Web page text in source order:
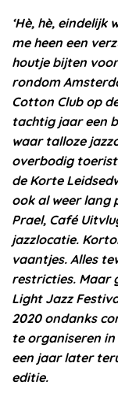
‘Hè, hè, eindelijk
me heen een
houtje bijten
rondom
Cotton Club op
tachtig jaar een
waar talloze
overbodig
de Korte
ook al weer lang
Prael, Café
jazzlocatie.
vaantjes. Alles
restricties. Maar
Light Jazz
2020 ondanks
te organiseren in
een jaar later
editie.